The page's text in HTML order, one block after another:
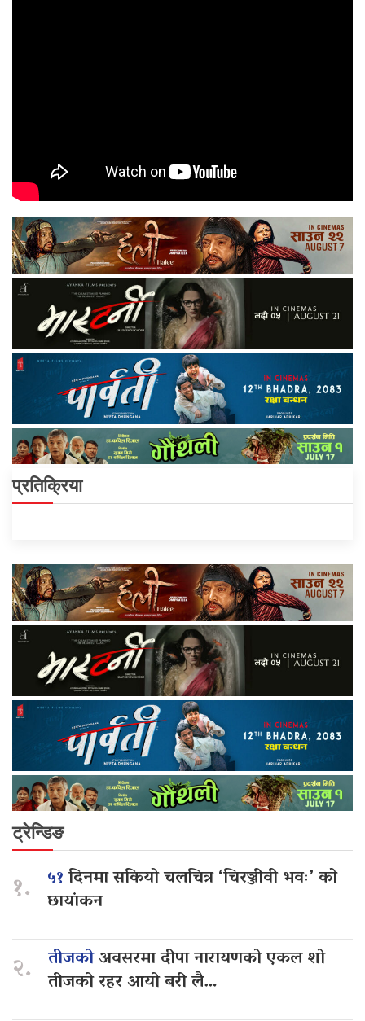
प्रतिक्रिया
ट्रेन्डिङ
१. ५१दिनमा सकियो चलचित्र ‘चिरञ्जीवी भवः’ को
छायांकन
२. तीजकोअवसरमा दीपा नारायणको एकल शो
तीजको रहर आयो बरी लै…